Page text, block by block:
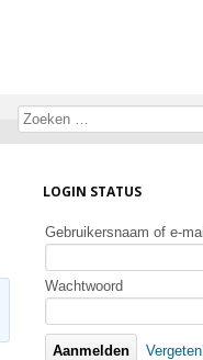
LOGIN STATUS
Gebruikersnaam of e-
Wachtwoord